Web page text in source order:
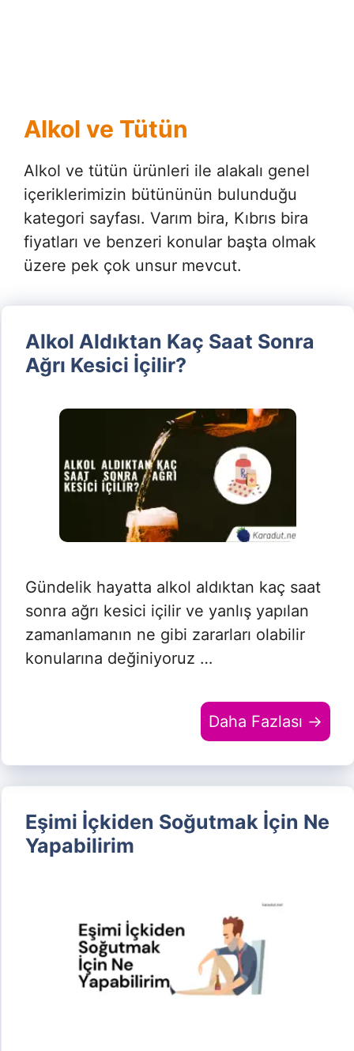
Alkol ve Tütün
Alkol ve tütün ürünleri ile alakalı genel
içeriklerimizin bütününün bulunduğu
kategori sayfası. Varım bira, Kıbrıs bira
fiyatları ve benzeri konular başta olmak
üzere pek çok unsur mevcut.
Alkol Aldıktan Kaç Saat Sonra
Ağrı Kesici İçilir?
Gündelik hayatta alkol aldıktan kaç saat
sonra ağrı kesici içilir ve yanlış yapılan
zamanlamanın ne gibi zararları olabilir
konularına değiniyoruz …
Daha Fazlası →
Eşimi İçkiden Soğutmak İçin Ne
Yapabilirim